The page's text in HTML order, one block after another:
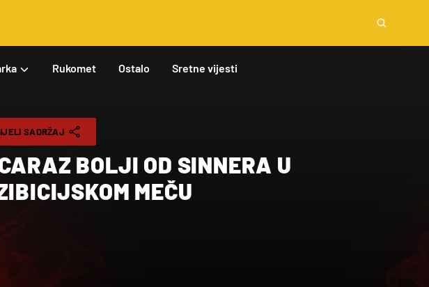
Rukomet Ostalo Sretne vijesti
SADRŽAJ
BOLJI OD SINNERA U
MEČU